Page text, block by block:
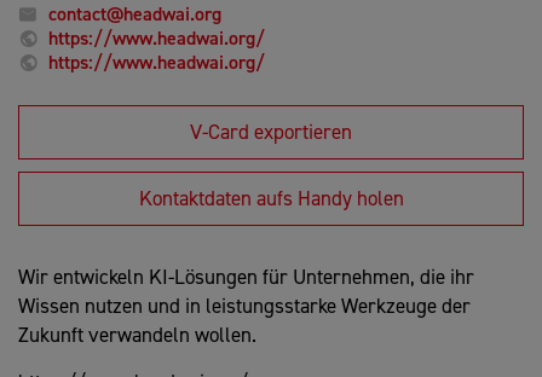
contact@headwai.org
https://www.headwai.org/
https://www.headwai.org/
V-Card exportieren
Kontaktdaten aufs Handy holen
Wir entwickeln KI-Lösungen für Unternehmen, die ihr
Wissen nutzen und in leistungsstarke Werkzeuge der
Zukunft verwandeln wollen.